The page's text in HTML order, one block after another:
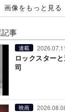
画像をもっと見る
事
連載
ロックスター
司
映画